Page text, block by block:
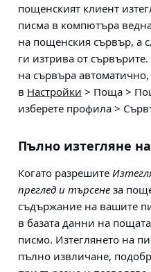
пощенският клиент
писма в компютъра
на пощенския сървър, а
ги изтрива от
на сървъра
в Настройки > Поща >
изберете профила >
Пълно изтегляне
Когато разрешите
преглед и търсене за
съдържание на вашите
в базата данни на
писмо. Изтеглянето на
пълно извличане,